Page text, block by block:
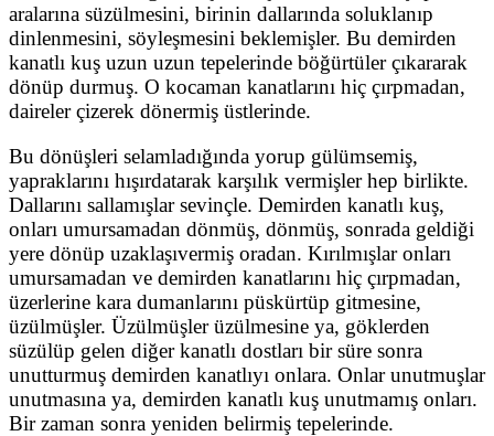
aralarına süzülmesini, birinin dallarında soluklanıp
dinlenmesini, söyleşmesini beklemişler. Bu demirden
kanatlı kuş uzun uzun tepelerinde böğürtüler çıkararak
dönüp durmuş. O kocaman kanatlarını hiç çırpmadan,
daireler çizerek dönermiş üstlerinde.
Bu dönüşleri selamladığında yorup gülümsemiş,
yapraklarını hışırdatarak karşılık vermişler hep birlikte.
Dallarını sallamışlar sevinçle. Demirden kanatlı kuş,
onları umursamadan dönmüş, dönmüş, sonrada geldiği
yere dönüp uzaklaşıvermiş oradan. Kırılmışlar onları
umursamadan ve demirden kanatlarını hiç çırpmadan,
üzerlerine kara dumanlarını püskürtüp gitmesine,
üzülmüşler. Üzülmüşler üzülmesine ya, göklerden
süzülüp gelen diğer kanatlı dostları bir süre sonra
unutturmuş demirden kanatlıyı onlara. Onlar unutmuşlar
unutmasına ya, demirden kanatlı kuş unutmamış onları.
Bir zaman sonra yeniden belirmiş tepelerinde.